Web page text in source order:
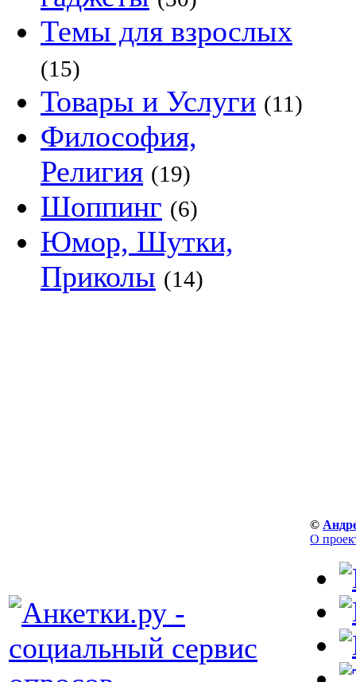
Темы для взрослых
(15)
Товары и Услуги (11)
Философия,
Религия (19)
Шоппинг (6)
Юмор, Шутки,
Приколы (14)
©
О